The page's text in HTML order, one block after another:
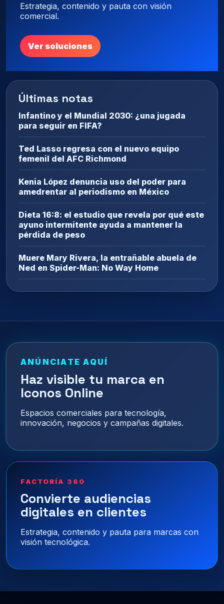
Estrategia, contenido y pauta con visión
comercial.
Ver soluciones
Últimas notas
Infantino y el Mundial 2030: ¿una jugada
para seguir en FIFA?
Ted Lasso regresa con el nuevo equipo
femenil del AFC Richmond
Kenia López denuncia uso del poder para
amedrentar al periodismo en México
Dieta 16:8: el estudio que revela por qué este
ayuno intermitente ayuda a mantener la
pérdida de peso
Muere Mary Rivera, la entrañable abuela de
Ned en Spider-Man: No Way Home
ANÚNCIATE AQUÍ
Haz visible tu marca en
Iconos Online
Espacios comerciales para tecnología,
innovación, negocios y campañas digitales.
FACTORÍA 360
Convierte audiencias
digitales en clientes
Estrategia, contenido y pauta para marcas con
visión tecnológica.